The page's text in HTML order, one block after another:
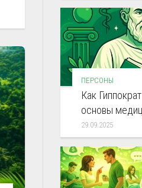
ПЕРСОНЫ
Как
основы
29.09.2025